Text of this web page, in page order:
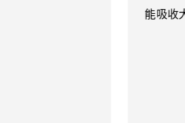
能吸收